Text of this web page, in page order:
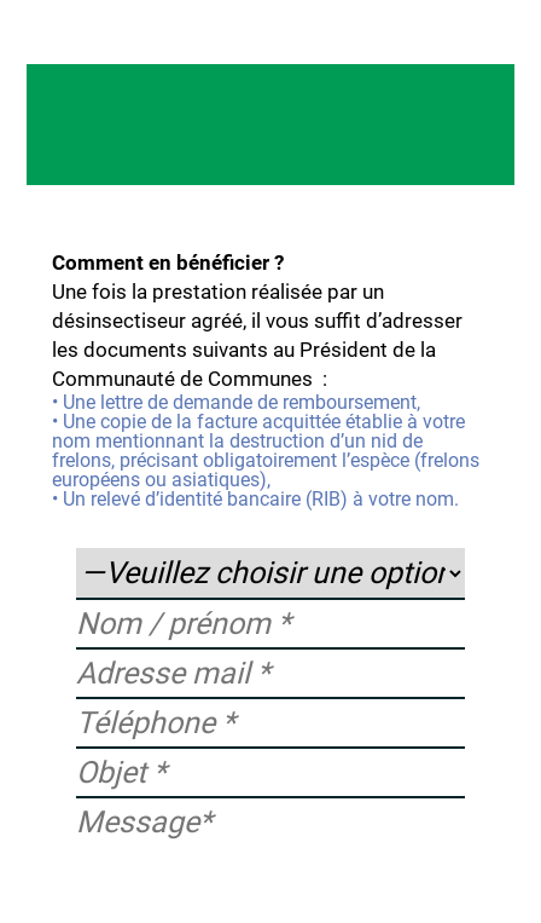
Comment en bénéficier ?
Une fois la prestation réalisée par un
désinsectiseur agréé, il vous suffit d’adresser
les documents suivants au Président de la
Communauté de Communes :
• Une lettre de demande de remboursement,
• Une copie de la facture acquittée établie à votre
nom mentionnant la destruction d’un nid de
frelons, précisant obligatoirement l’espèce (frelons
européens ou asiatiques),
• Un relevé d’identité bancaire (RIB) à votre nom.